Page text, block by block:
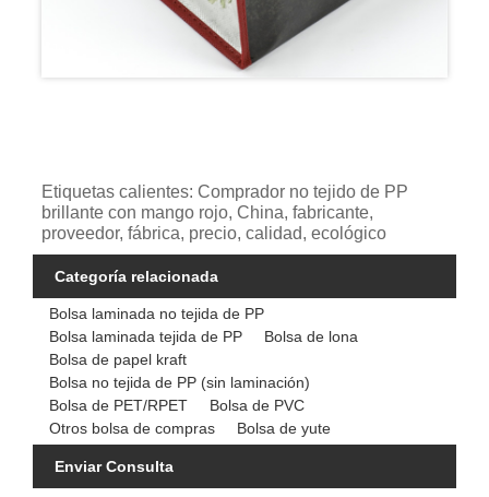
Etiquetas calientes: Comprador no tejido de PP
brillante con mango rojo, China, fabricante,
proveedor, fábrica, precio, calidad, ecológico
Categoría relacionada
Bolsa laminada no tejida de PP
Bolsa laminada tejida de PP
Bolsa de lona
Bolsa de papel kraft
Bolsa no tejida de PP (sin laminación)
Bolsa de PET/RPET
Bolsa de PVC
Otros bolsa de compras
Bolsa de yute
Enviar Consulta